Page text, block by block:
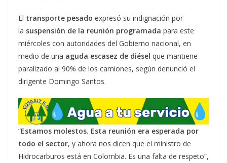
El transporte pesado expresó su indignación por
la suspensión de la reunión programada para este
miércoles con autoridades del Gobierno nacional, en
medio de una aguda escasez de diésel que mantiene
paralizado al 90% de los camiones, según denunció el
dirigente Domingo Santos.
“Estamos molestos. Esta reunión era esperada por
todo el sector, y ahora nos dicen que el ministro de
Hidrocarburos está en Colombia. Es una falta de respeto”,